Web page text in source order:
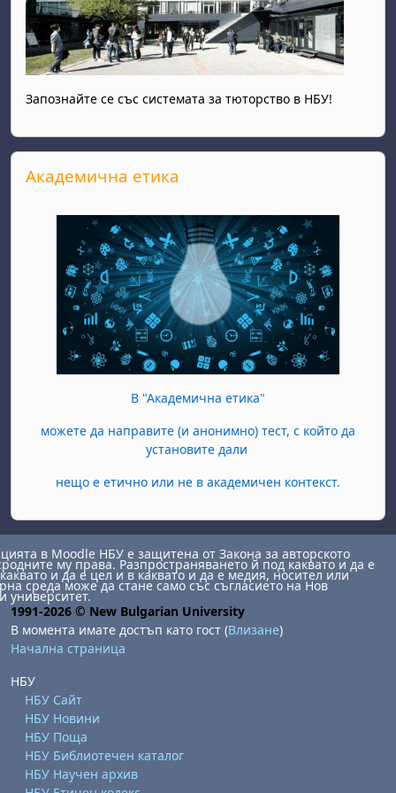
Запознайте се със системата за тюторство в НБУ!
Прескочи Академична етика
Академична етика
В "Академична етика"
можете да направите (и анонимно) тест, с който да
установите дали
нещо е етично или не в академичен контекст.
в Moodle НБУ е защитена от Закона за авторското
му права. Разпространяването й под каквато и да е
и да е цел и в каквато и да е медия, носител или
среда може да стане само със съгласието на Нов
университет.
1991-2026 © New Bulgarian University
В момента имате достъп като гост (Влизане)
Начална страница
НБУ
НБУ Сайт
НБУ Новини
НБУ Поща
НБУ Библиотечен каталог
НБУ Научен архив